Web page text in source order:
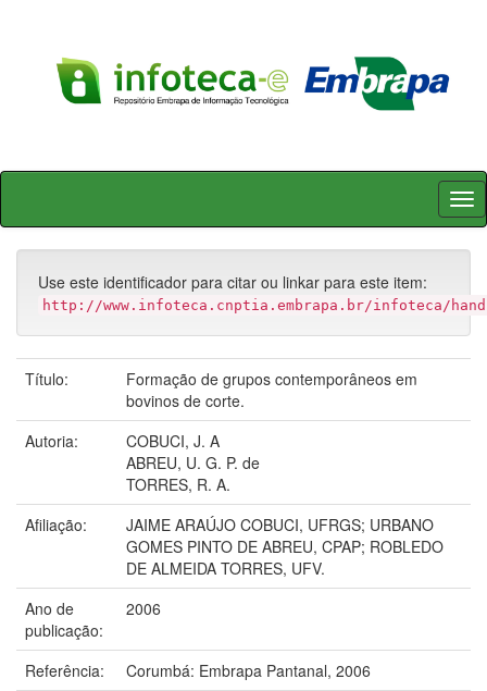
Skip
Use este identificador para citar ou linkar para este item:
http://www.infoteca.cnptia.embrapa.br/infoteca/
Título:
Formação de grupos contemporâneos em
bovinos de corte.
Autoria:
COBUCI, J. A
ABREU, U. G. P. de
TORRES, R. A.
Afiliação:
JAIME ARAÚJO COBUCI, UFRGS; URBANO
GOMES PINTO DE ABREU, CPAP; ROBLEDO
DE ALMEIDA TORRES, UFV.
Ano de
publicação:
2006
Referência:
Corumbá: Embrapa Pantanal, 2006